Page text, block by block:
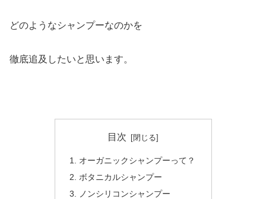
どのようなシャンプーなのかを
徹底追及したいと思います。
目次
オーガニックシャンプーって？
ボタニカルシャンプー
ノンシリコンシャンプー